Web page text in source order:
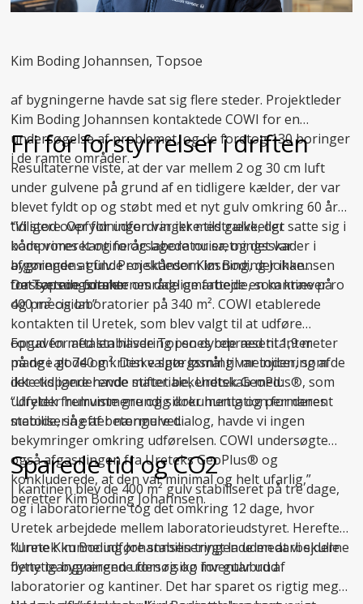
Kim Boding Johannsen, Topsoe
af bygningerne havde sat sig flere steder. Projektleder
Kim Boding Johannsen kontaktede COWI for en
undersøgelse af problemet, og de foretog 130 boringer
i de ramte områder.
Fri for forstyrrelser i driften
Resultaterne viste, at der var mellem 2 og 30 cm luft
under gulvene på grund af en tidligere kælder, der var
blevet fyldt op og støbt med et nyt gulv omkring 60 år
tidligere. Opfyldningen var ikke tilstrækkeligt
komprimeret og forårsagede nu sætningsskader i
bygningens gulv. Projektleder Kim Boding Johannsen
fra Topsoe udtaler:
“Vi stod over for udfordringer med gulve, der satte sig i
både vores kantine og laboratorier, og det var
afgørende at finde en skånsom løsning, der ikke
forstyrrede forskernes daglige arbejde, som kræver ro
og præcision.”
Det sætningsramte område omfattede en kantine på
400 m² og laboratorier på 340 m². COWI etablerede
kontakten til Uretek, som blev valgt til at udføre
opgaven med stabilisering i en dybde ned til 1,9 meter
på de i alt 740 m². Den valgte løsning var injicering af
det ekspanderende materiale, Uretek GeoPlus®, som
udfylder hulrummene og sikrer hurtig og permanent
stabilisering af betongulvet.
Forud for aftalen havde Topsoes repræsentanter
mange gode og kritiske spørgsmål til metoden, som de
ikke tidligere havde stiftet bekendtskab med:
“Uretek fremviste grundig dokumentation for deres
metode, så efter nærmere dialog, havde vi ingen
bekymringer omkring udførelsen. COWI undersøgte
også afgasningen fra Ureteks GeoPlus® og
konkluderede, at den var minimal og helt ufarlig,”
beretter Kim Boding Johannsen.
Sparede tid og CO2
I kantinen blev de 400 m² gulv stabiliseret på tre dage,
og i laboratorierne tog det omkring 12 dage, hvor
Uretek arbejdede mellem laboratorieudstyret. Herefter
kunne Kim Boding Johannsen trygt lade medarbejderne
benytte bygningen uden risiko for gulvbrud.
“Uretek kunne udføre stabiliseringen uden at vi skulle
flytte igangværende forsøg og inventar ud af
laboratorier og kantiner. Det har sparet os rigtig meget